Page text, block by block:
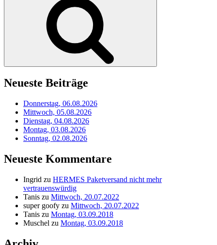
Neueste Beiträge
Donnerstag, 06.08.2026
Mittwoch, 05.08.2026
Dienstag, 04.08.2026
Montag, 03.08.2026
Sonntag, 02.08.2026
Neueste Kommentare
Ingrid zu HERMES Paketversand nicht mehr
vertrauenswürdig
Tanis zu Mittwoch, 20.07.2022
super goofy zu Mittwoch, 20.07.2022
Tanis zu Montag, 03.09.2018
Muschel zu Montag, 03.09.2018